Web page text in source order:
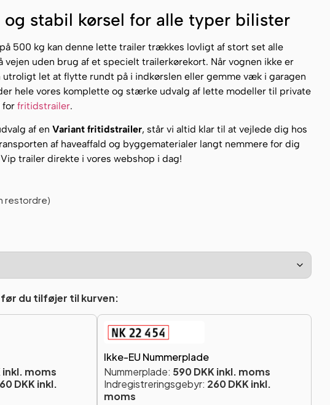
stabil kørsel for alle typer bilister
500 kg kan denne lette trailer trækkes lovligt af stort set alle
vejen uden brug af et specielt trailerkørekort. Når vognen ikke er
let at flytte rundt på i indkørslen eller gemme væk i garagen
hele vores komplette og stærke udvalg af lette modeller til private
for fritidstrailer.
af en Variant fritidstrailer, står vi altid klar til at vejlede dig hos
af haveaffald og byggematerialer langt nemmere for dig
trailer direkte i vores webshop i dag!
restordre)
du tilføjer til kurven:
inkl. moms
DKK inkl.
Ikke-EU Nummerplade
Nummerplade: 590 DKK inkl. moms
Indregistreringsgebyr: 260 DKK inkl.
moms